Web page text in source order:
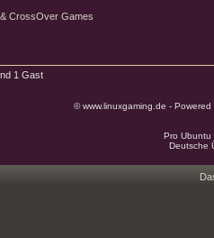
CrossOver Games
1 Gast
© www.linuxgaming.de -
Pro
Deutsche